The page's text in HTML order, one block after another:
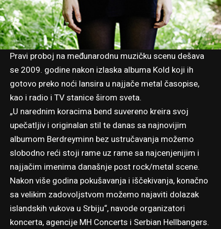
Pravi proboj na međunarodnu muzičku scenu dešava
se 2009. godine nakon izlaska albuma Kold koji ih
gotovo preko noći lansira u najjače metal časopise,
kao i radio i TV stanice širom sveta.
„U narednim koracima bend suvereno kreira svoj
upečatljiv i originalan stil te danas sa najnovijim
albumom Berdreyminn bez ustručavanja možemo
slobodno reći stoji rame uz rame sa najcenjenijim i
najjačim imenima današnje post rock/metal scene.
Nakon više godina pokušavanja i iščekivanja, konačno
sa velikim zadovoljstvom možemo najaviti dolazak
islandskih vukova u Srbiju“, navode organizatori
koncerta, agencije MH Concerts i Serbian Hellbangers.